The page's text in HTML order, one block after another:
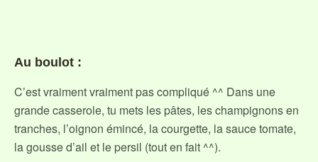
Au boulot :
C’est vraiment vraiment pas compliqué ^^ Dans une
grande casserole, tu mets les pâtes, les champignons en
tranches, l’oignon émincé, la courgette, la sauce tomate,
la gousse d’ail et le persil (tout en fait ^^).